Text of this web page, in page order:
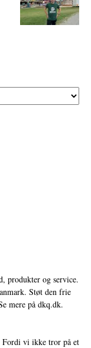
produkter og service.
Støt den frie
mere på dkq.dk.
Fordi vi ikke tror på et